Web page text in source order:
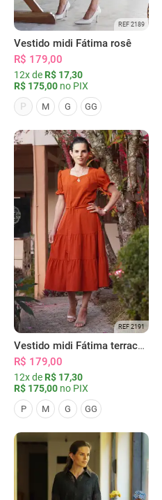
REF 2189
Vestido midi Fátima rosê
R$ 179,00
12x de R$ 17,30
R$ 175,00 no PIX
P
M G GG
REF 2191
Vestido midi Fátima terracota
R$ 179,00
12x de R$ 17,30
R$ 175,00 no PIX
P M G GG